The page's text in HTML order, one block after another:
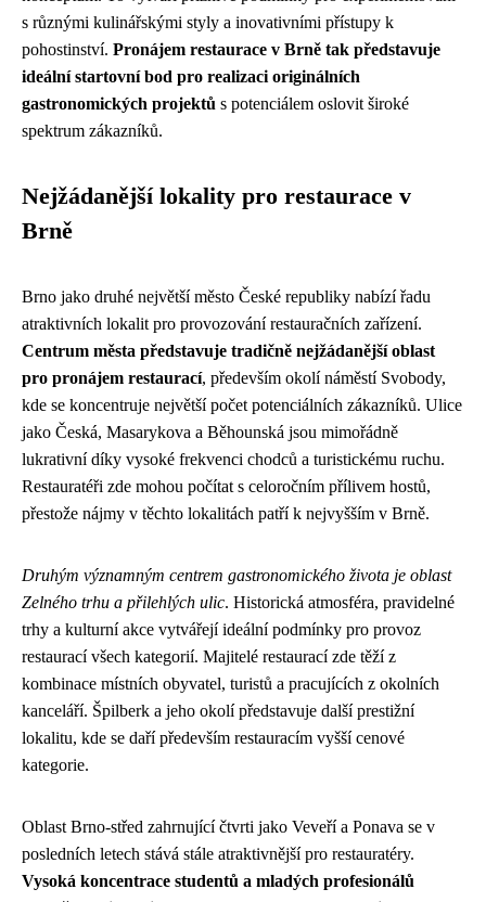
s různými kulinářskými styly a inovativními přístupy k
pohostinství. Pronájem restaurace v Brně tak představuje
ideální startovní bod pro realizaci originálních
gastronomických projektů s potenciálem oslovit široké
spektrum zákazníků.
Nejžádanější lokality pro restaurace v
Brně
Brno jako druhé největší město České republiky nabízí řadu
atraktivních lokalit pro provozování restauračních zařízení.
Centrum města představuje tradičně nejžádanější oblast
pro pronájem restaurací, především okolí náměstí Svobody,
kde se koncentruje největší počet potenciálních zákazníků. Ulice
jako Česká, Masarykova a Běhounská jsou mimořádně
lukrativní díky vysoké frekvenci chodců a turistickému ruchu.
Restauratéři zde mohou počítat s celoročním přílivem hostů,
přestože nájmy v těchto lokalitách patří k nejvyšším v Brně.
Druhým významným centrem gastronomického života je oblast
Zelného trhu a přilehlých ulic. Historická atmosféra, pravidelné
trhy a kulturní akce vytvářejí ideální podmínky pro provoz
restaurací všech kategorií. Majitelé restaurací zde těží z
kombinace místních obyvatel, turistů a pracujících z okolních
kanceláří. Špilberk a jeho okolí představuje další prestižní
lokalitu, kde se daří především restauracím vyšší cenové
kategorie.
Oblast Brno-střed zahrnující čtvrti jako Veveří a Ponava se v
posledních letech stává stále atraktivnější pro restauratéry.
Vysoká koncentrace studentů a mladých profesionálů